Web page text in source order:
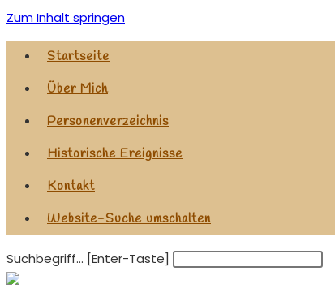
Zum Inhalt springen
Startseite
Über Mich
Personenverzeichnis
Historische Ereignisse
Kontakt
Website-Suche umschalten
Suchbegriff... [Enter-Taste]